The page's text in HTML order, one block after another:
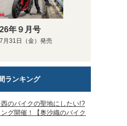
年９月号
月31日（金）発売
ランキング
のバイクの聖地にしたい!?
グ開催！【奥沙織のバイク